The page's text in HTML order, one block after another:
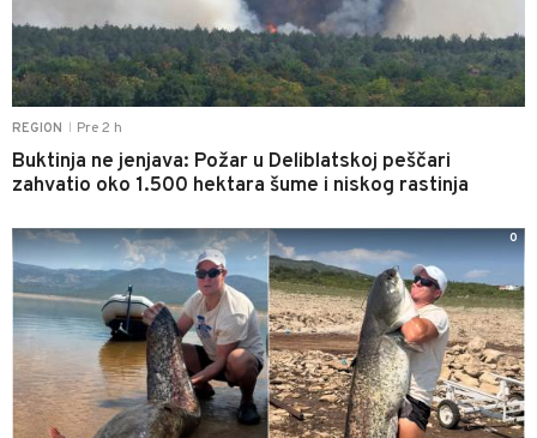
REGION Pre 2 h
Buktinja ne jenjava: Požar u Deliblatskoj peščari
zahvatio oko 1.500 hektara šume i niskog rastinja
0